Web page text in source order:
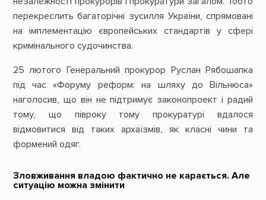
перекреслить багаторічні зусилля України, спрямовані
на імплементацію європейських стандартів у сфері
кримінального судочинства.
25 лютого Генеральний прокурор Руслан Рябошапка
під час «Форуму реформ: на шляху до Вільнюса»
наголосив, що він не підтримує законопроект і радий
тому, що півроку тому прокуратурі вдалося
відмовитися від таких архаїзмів, як класні чини та
формений одяг.
Зловживання владою фактично не карається. Але
ситуацію можна змінити